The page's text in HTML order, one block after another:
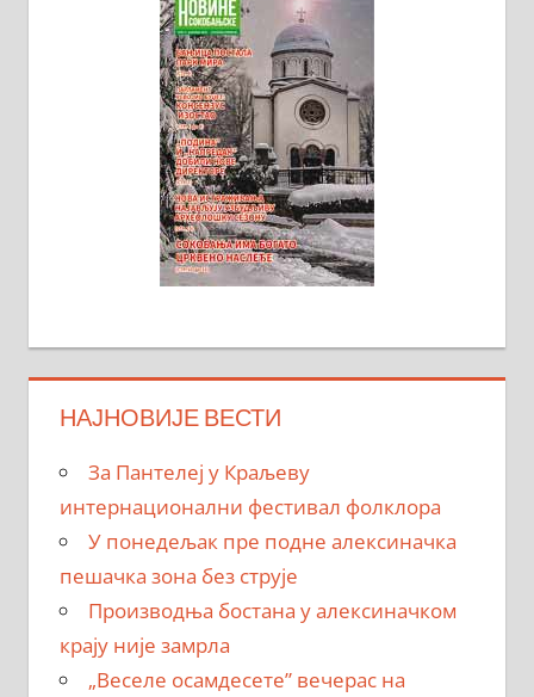
НАЈНОВИЈЕ ВЕСТИ
За Пантелеј у Краљеву
интернационални фестивал фолклора
У понедељак пре подне алексиначка
пешачка зона без струје
Производња бостана у алексиначком
крају није замрла
„Веселе осамдесете” вечерас на